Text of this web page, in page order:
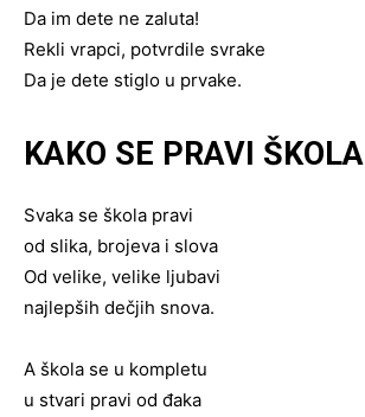
Da im dete ne zaluta!
Rekli vrapci, potvrdile svrake
Da je dete stiglo u prvake.
KAKO SE PRAVI ŠKOLA
Svaka se škola pravi
od slika, brojeva i slova
Od velike, velike ljubavi
najlepših dečjih snova.
A škola se u kompletu
u stvari pravi od đaka